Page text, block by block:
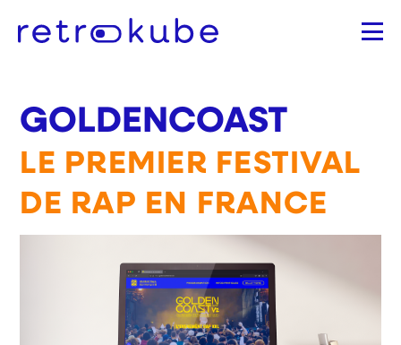
contenu
GOLDENCOAST
LE PREMIER FESTIVAL
DE RAP EN FRANCE